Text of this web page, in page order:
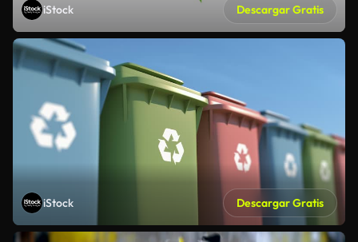
iStock Descargar Gratis
iStock Descargar Gratis